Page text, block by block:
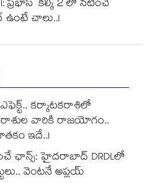
ప్రభాస్ 'కల్కి 2'లో నటించే
ఉంటే చాలు..!
కర్కాటకరాశిలో
రాశుల వారికి రాజయోగం..
ఇదే..!
ఛాన్స్: హైదరాబాద్ DRDLలో
వెంటనే అప్లయ్